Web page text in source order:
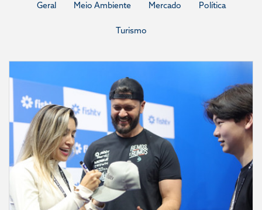
Geral Meio Ambiente Mercado Política
Turismo